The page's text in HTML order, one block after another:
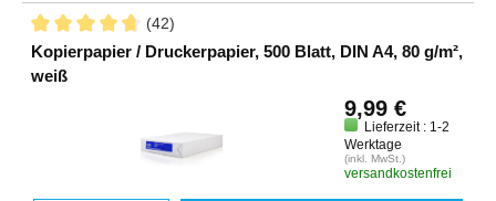
(42)
Kopierpapier / Druckerpapier, 500 Blatt, DIN A4, 80 g/m²,
weiß
9,99 €
Lieferzeit : 1-2
Werktage
(inkl. MwSt.)
versandkostenfrei